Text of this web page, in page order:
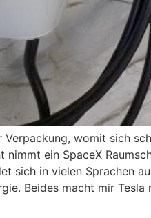
womit sich
ein SpaceX
sich in vielen Sprachen
Beides macht mir Tesla